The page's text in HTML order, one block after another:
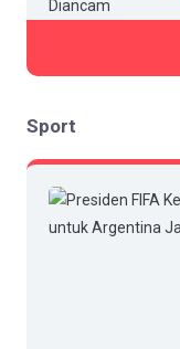
Sport